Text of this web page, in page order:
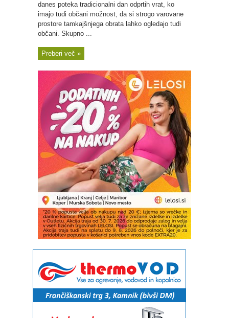
danes poteka tradicionalni dan odprtih vrat, ko
imajo tudi občani možnost, da si strogo varovane
prostore tamkajšnjega obrata lahko ogledajo tudi
občani. Skupno ...
Preberi več »